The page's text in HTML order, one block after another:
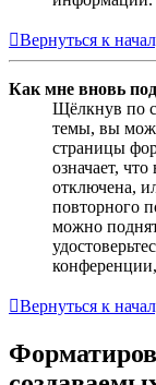
Вернуться к
Как мне вновь
Щёлкнув по
темы, вы
страницы
означает,
отключена,
повторного
можно
Вернуться к